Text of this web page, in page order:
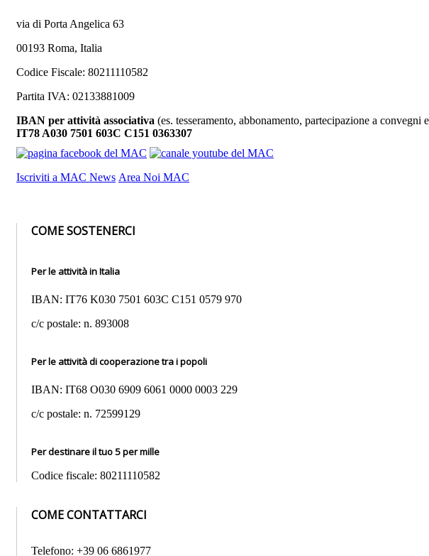
via di Porta Angelica 63
00193 Roma, Italia
Codice Fiscale: 80211110582
Partita IVA: 02133881009
IBAN per attività associativa (es. tesseramento, abbonamento, partecipazione a convegni
IT78 A030 7501 603C C151 0363307
Iscriviti a MAC News Area Noi MAC
COME SOSTENERCI
Per le attività in Italia
IBAN: IT76 K030 7501 603C C151 0579 970
c/c postale: n. 893008
Per le attività di cooperazione tra i popoli
IBAN: IT68 O030 6909 6061 0000 0003 229
c/c postale: n. 72599129
Per destinare il tuo 5 per mille
Codice fiscale: 80211110582
COME CONTATTARCI
Telefono: +39 06 6861977